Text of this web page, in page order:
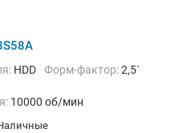
HDD Форм-фактор:2,5`
10000 об/мин
наличные